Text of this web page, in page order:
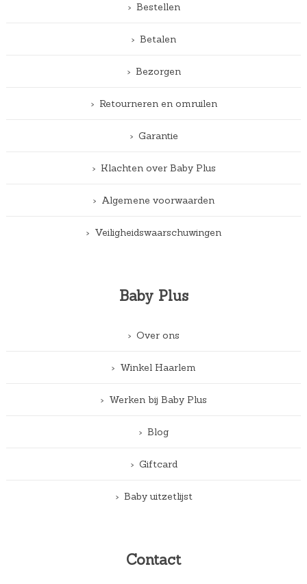
Bestellen
Betalen
Bezorgen
Retourneren en omruilen
Garantie
Klachten over Baby Plus
Algemene voorwaarden
Veiligheidswaarschuwingen
Baby Plus
Over ons
Winkel Haarlem
Werken bij Baby Plus
Blog
Giftcard
Baby uitzetlijst
Contact